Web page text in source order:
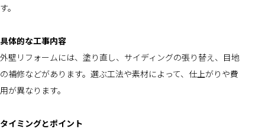
す。
具体的な工事内容
外壁リフォームには、塗り直し、サイディングの張り替え、目地
の補修などがあります。選ぶ工法や素材によって、仕上がりや費
用が異なります。
タイミングとポイント